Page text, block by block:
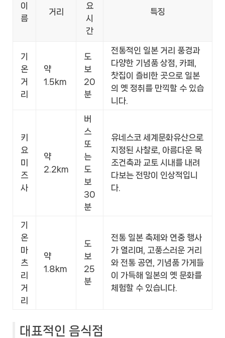
이
름
거리
요
시
간
특징
기
온
거
리
약
1.5km
도
보
20
분
전통적인 일본 거리 풍경과
다양한 기념품 상점, 카페,
찻집이 즐비한 곳으로 일본
의 옛 정취를 만끽할 수 있습
니다.
키
요
미
즈
사
약
2.2km
버
스
또
는
도
보
30
분
유네스코 세계문화유산으로
지정된 사찰로, 아름다운 목
조건축과 교토 시내를 내려
다보는 전망이 인상적입니
다.
기
온
마
츠
리
거
리
약
1.8km
도
보
25
분
전통 일본 축제와 연중 행사
가 열리며, 고풍스러운 거리
와 전통 공연, 기념품 가게들
이 가득해 일본의 옛 문화를
체험할 수 있습니다.
대표적인 음식점